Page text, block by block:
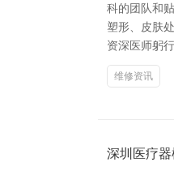
科的团队和
塑形、皮肤
资深医师躬
维修资讯
深圳医疗